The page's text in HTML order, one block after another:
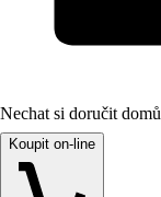
Nechat si doručit domů
Koupit on-line